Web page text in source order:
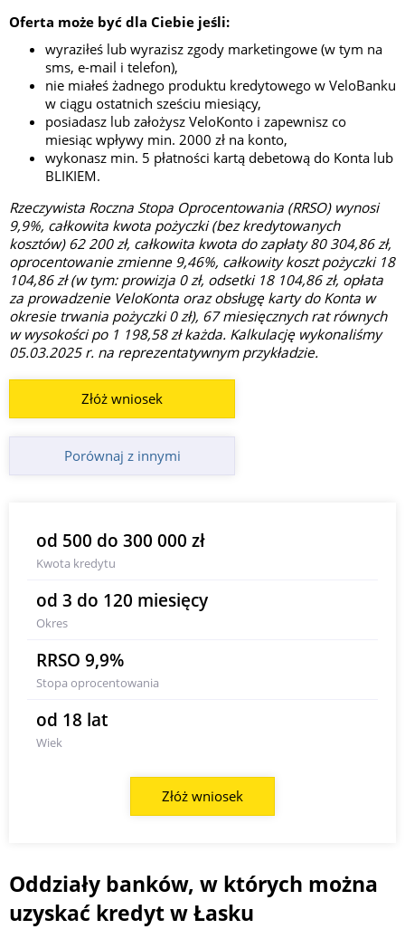
Oferta może być dla Ciebie jeśli:
wyraziłeś lub wyrazisz zgody marketingowe (w tym na
sms, e-mail i telefon),
nie miałeś żadnego produktu kredytowego w VeloBanku
w ciągu ostatnich sześciu miesiący,
posiadasz lub założysz VeloKonto i zapewnisz co
miesiąc wpływy min. 2000 zł na konto,
wykonasz min. 5 płatności kartą debetową do Konta lub
BLIKIEM.
Rzeczywista Roczna Stopa Oprocentowania (RRSO) wynosi
9,9%, całkowita kwota pożyczki (bez kredytowanych
kosztów) 62 200 zł, całkowita kwota do zapłaty 80 304,86 zł,
oprocentowanie zmienne 9,46%, całkowity koszt pożyczki 18
104,86 zł (w tym: prowizja 0 zł, odsetki 18 104,86 zł, opłata
za prowadzenie VeloKonta oraz obsługę karty do Konta w
okresie trwania pożyczki 0 zł), 67 miesięcznych rat równych
w wysokości po 1 198,58 zł każda. Kalkulację wykonaliśmy
05.03.2025 r. na reprezentatywnym przykładzie.
Złóż wniosek
Porównaj z innymi
od 500 do 300 000 zł
Kwota kredytu
od 3 do 120 miesięcy
Okres
RRSO 9,9%
Stopa oprocentowania
od 18 lat
Wiek
Złóż wniosek
Oddziały banków, w których można
uzyskać kredyt w Łasku